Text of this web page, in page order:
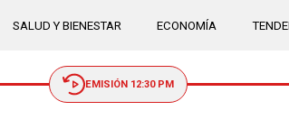
SALUD Y BIENESTAR ECONOMÍA
EMISIÓN 12:30 PM